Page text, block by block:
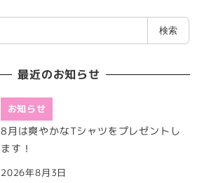
検索
最近のお知らせ
お知らせ
8月は爽やかなTシャツをプレゼントし
ます！
2026年8月3日